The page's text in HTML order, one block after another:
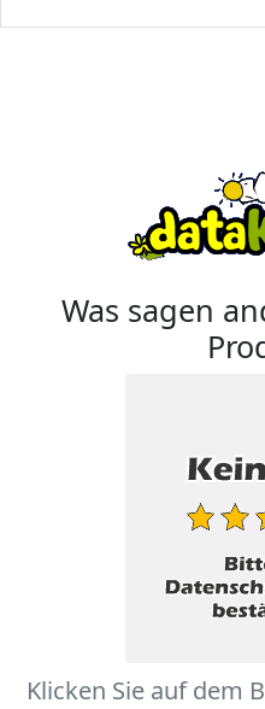
Was sagen
Klicken Sie auf dem